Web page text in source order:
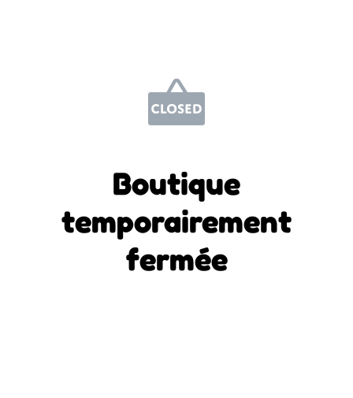
Boutique
temporairement
fermée